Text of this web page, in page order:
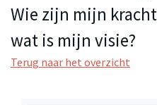
Wie zijn mijn
wat is mijn visie?
Terug naar het overzicht